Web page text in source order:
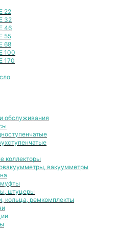
22
32
46
55
68
100
170
обслуживания
коллекторы
вакуумметры
штуцеры
кольца, ремкомплекты